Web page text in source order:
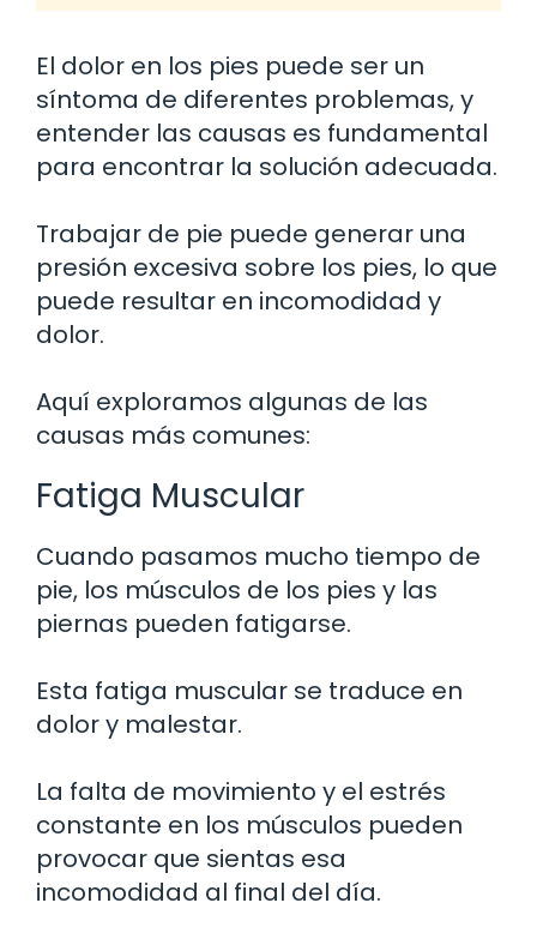
El dolor en los pies puede ser un
síntoma de diferentes problemas, y
entender las causas es fundamental
para encontrar la solución adecuada.
Trabajar de pie puede generar una
presión excesiva sobre los pies, lo que
puede resultar en incomodidad y
dolor.
Aquí exploramos algunas de las
causas más comunes:
Fatiga Muscular
Cuando pasamos mucho tiempo de
pie, los músculos de los pies y las
piernas pueden fatigarse.
Esta fatiga muscular se traduce en
dolor y malestar.
La falta de movimiento y el estrés
constante en los músculos pueden
provocar que sientas esa
incomodidad al final del día.